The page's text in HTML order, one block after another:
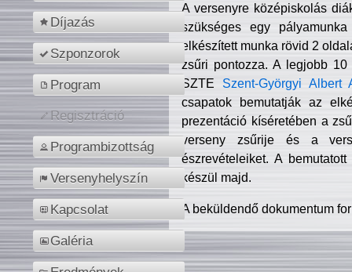
Díjazás
Szponzorok
Program
Regisztráció
Programbizottság
Versenyhelyszín
Kapcsolat
Galéria
A versenyre középiskolás
szükséges egy
elkészített munka rövid 2
zsűri pontozza. A legjobb
SZTE Szent-Györgyi Albert
csapatok bemutatják az
prezentáció kíséretében a
verseny zsűrije és a
észrevételeiket. A
készül majd.
A beküldendő dokumentum